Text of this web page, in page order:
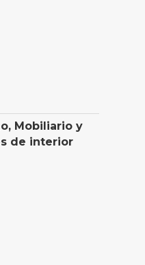
, Mobiliario y
de interior